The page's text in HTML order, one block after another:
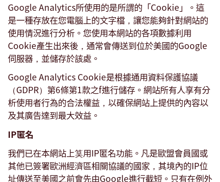
Google Analytics所使用的是所謂的「Cookie」。這
是一種存放在您電腦上的文字檔，讓您能夠針對網站的
使用情況進行分析。您使用本網站的各項數據利用
Cookie產生出來後，通常會傳送到位於美國的Google
伺服器，並儲存於該處。
Google Analytics Cookie是根據通用資料保護協議
（GDPR）第6條第1款之f進行儲存。網站所有人享有分
析使用者行為的合法權益，以確保網站上提供的內容以
及其廣告達到最大效益。
IP匿名
我們已在本網站上筽用IP匿名功能。凡是歐盟會員國或
其他已簽署歐洲經濟區相關協議的國家，其境內的IP位
址傳送至美國之前會先由Google進行截短。只有在例外